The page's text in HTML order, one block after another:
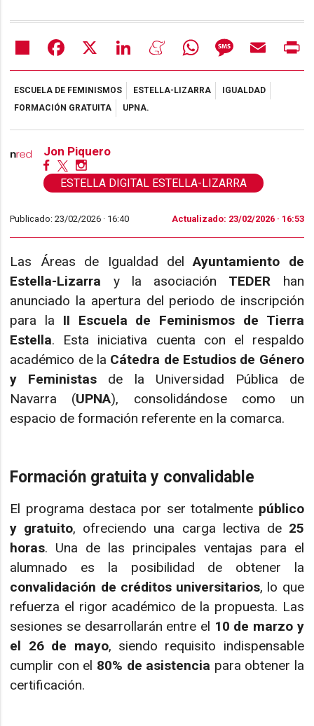
Share Facebook LinkedIn MeneameWhatsAppMessageEmail
ESCUELA DE FEMINISMOS ESTELLA-LIZARRA
IGUALDAD
FORMACIÓN GRATUITA
UPNA.
Jon Piquero
ESTELLA DIGITAL ESTELLA-LIZARRA
Publicado: 23/02/2026 · 16:40 Actualizado: 23/02/2026 · 16:53
Las Áreas de Igualdad delAyuntamiento de
Estella-Lizarra y la asociación TEDER han
anunciado la apertura del periodo de inscripción
para la II Escuela de Feminismos de Tierra
Estella. Esta iniciativa cuenta con el respaldo
académico de la Cátedra de Estudios de Género
y Feministas de la Universidad Pública de
Navarra (UPNA), consolidándose como un
espacio de formación referente en la comarca.
Formación gratuita y convalidable
El programa destaca por ser totalmente público
y gratuito, ofreciendo una carga lectiva de 25
horas. Una de las principales ventajas para el
alumnado es la posibilidad de obtener la
convalidación de créditos universitarios, lo que
refuerza el rigor académico de la propuesta. Las
sesiones se desarrollarán entre el 10 de marzo y
el 26 de mayo, siendo requisito indispensable
cumplir con el 80% de asistencia para obtener la
certificación.